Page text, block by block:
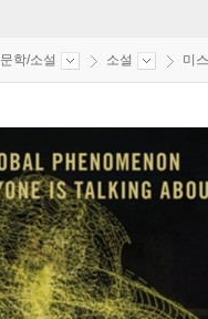
문학/소설 소설 미